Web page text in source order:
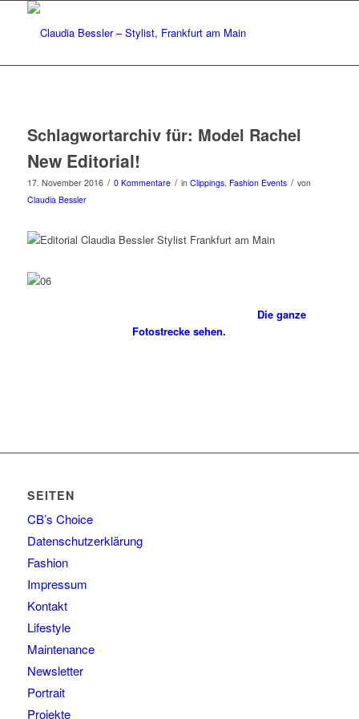
Schlagwortarchiv für: Model Rachel
New Editorial!
17. November 2016 / 0 Kommentare / in Clippings, Fashion Events / von
Claudia Bessler
Die ganze
Fotostrecke sehen.
SEITEN
CB’s Choice
Datenschutzerklärung
Fashion
Impressum
Kontakt
Lifestyle
Maintenance
Newsletter
Portrait
Projekte